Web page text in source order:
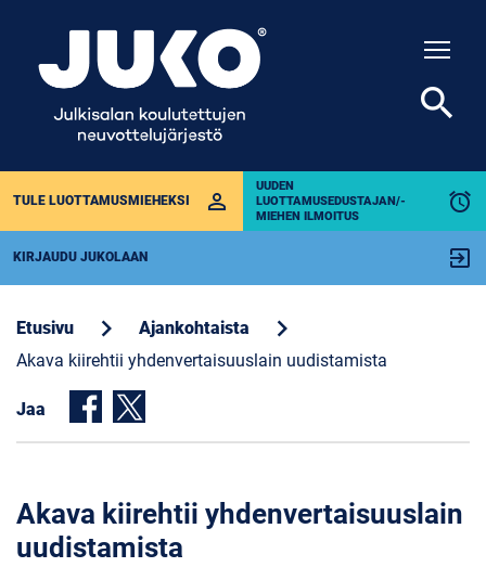
TULE LUOTTAMUSMIEHEKSI perm_identity
UUDEN
LUOTTAMUSEDUSTAJAN/-
MIEHEN ILMOITUS
alarm
KIRJAUDU JUKOLAAN exit_to_app
search
Etusivu chevron_right Ajankohtaista chevron_right
Akava kiirehtii yhdenvertaisuuslain uudistamista
Jaa
Akava kiirehtii yhdenvertaisuuslain
uudistamista